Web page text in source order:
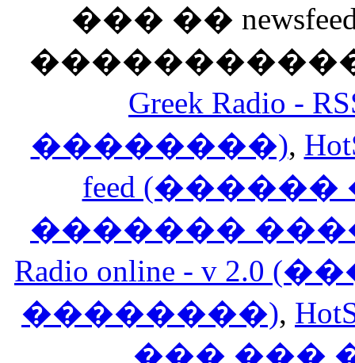
��� ��
Greek Radio
��������),
feed
�������
Radio online - v
��������),
��� ���